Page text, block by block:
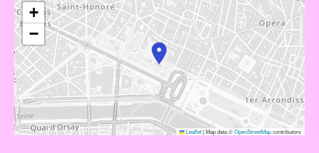
+
−
Leaflet|Map data ©OpenStreetMapcontributors